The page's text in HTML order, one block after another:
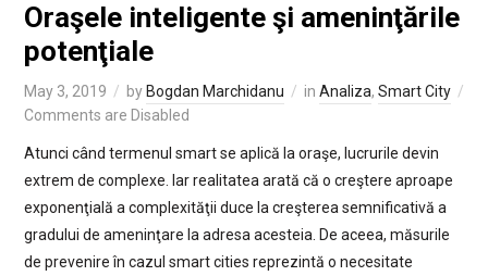
Oraşele inteligente şi ameninţările
potenţiale
May 3, 2019 by Bogdan Marchidanu in Analiza, Smart City
Comments are Disabled
Atunci când termenul smart se aplică la oraşe, lucrurile devin
extrem de complexe. Iar realitatea arată că o creştere aproape
exponenţială a complexităţii duce la creşterea semnificativă a
gradului de ameninţare la adresa acesteia. De aceea, măsurile
de prevenire în cazul smart cities reprezintă o necesitate